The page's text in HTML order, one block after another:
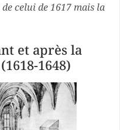
celui de 1617 mais la
et après la
1648)